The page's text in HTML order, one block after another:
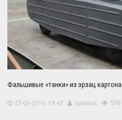
Фальшивые «танки» из эрзац картона
27-08-2016, 19:47 spamus 596